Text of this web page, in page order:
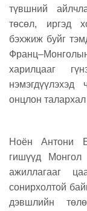
түвшний
төсөл, иргэд
бэхжиж буйг
харилцааг
онцлон
Ноён Антони
гишүүд Монгол
ажиллагааг
сонирхолтой
дэвшлийн